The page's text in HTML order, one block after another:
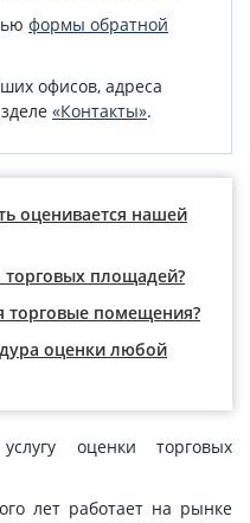
формы обратной
офисов, адреса
«Контакты».
оценивается нашей
торговых площадей?
торговые помещения?
оценки любой
оценки торговых
лет работает на рынке